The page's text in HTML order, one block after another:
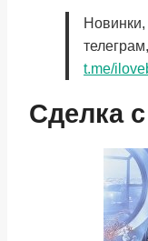
t.me/
Сделка